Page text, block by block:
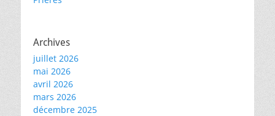
Archives
juillet 2026
mai 2026
avril 2026
mars 2026
décembre 2025